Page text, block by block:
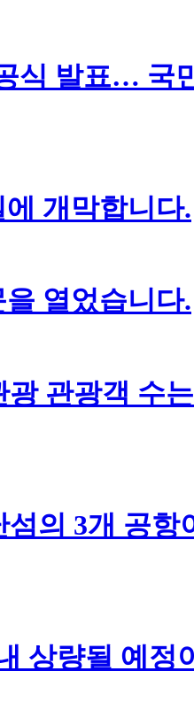
식 발표… 국
개막합니다.
열었습니다.
관광객 수
의 3개 공
상량될 예정